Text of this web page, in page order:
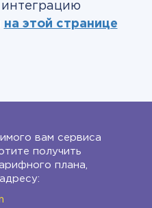
интеграцию
на этой странице
вам сервиса
получить
плана,